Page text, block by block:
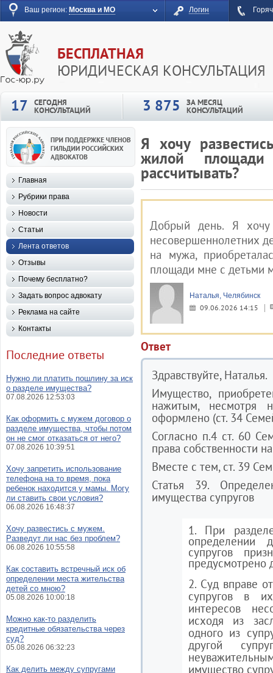
Ваш регион: Москва и МО Логин
БЕСПЛАТНАЯ
ЮРИДИЧЕСКАЯ КОНСУЛЬТАЦИЯ
17
СЕГОДНЯ
КОНСУЛЬТАЦИЙ 3 875 ЗА МЕСЯЦ
КОНСУЛЬТАЦИЙ
Я хочу
жилой
рассчитывать?
Добрый день. Я
несовершеннолетних
на мужа,
площади мне с детьми
Наталья, Челябинск
09.06.2026 14:15
Ответ
Здравствуйте, Наталья.
Имущество,
нажитым, несмотря
оформлено (ст. 34
Согласно п.4 ст. 60
права собственности
Вместе с тем, ст. 39
Статья 39.
имущества супругов
1. При
определении
супругов
предусмотрено
2. Суд вправе
супругов в
интересов
исходя из
одного из
другой
имущество
Главная
Рубрики права
Новости
Статьи
Лента ответов
Отзывы
Почему бесплатно?
Задать вопрос адвокату
Реклама на сайте
Контакты
Последние ответы
Нужно ли платить пошлину за иск
о разделе имущества?
07.08.2026 12:53:03
Как оформить с мужем договор о
разделе имущества, чтобы потом
он не смог отказаться от него?
07.08.2026 10:39:51
Хочу запретить использование
телефона на то время, пока
ребенок находится у мамы. Могу
ли ставить свои условия?
06.08.2026 16:48:37
Хочу развестись с мужем.
Разведут ли нас без проблем?
06.08.2026 10:55:58
Как составить встречный иск об
определении места жительства
детей со мною?
05.08.2026 10:00:18
Можно как-то разделить
кредитные обязательства через
суд?
05.08.2026 06:32:23
Как делить между супругами